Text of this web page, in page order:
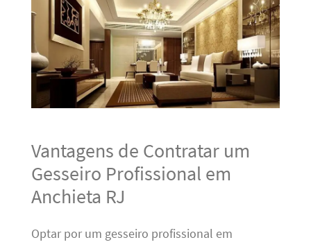
Vantagens de Contratar um
Gesseiro Profissional em
Anchieta RJ
Optar por um gesseiro profissional em